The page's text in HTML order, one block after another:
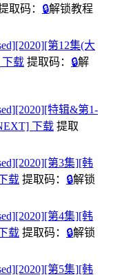
取码： 🔒解锁教程
第12集(大
下载 提取码： 🔒解
特辑&第1-
下载 提取
第3集][韩
载 提取码： 🔒解锁
第4集][韩
载 提取码： 🔒解锁
第5集][韩